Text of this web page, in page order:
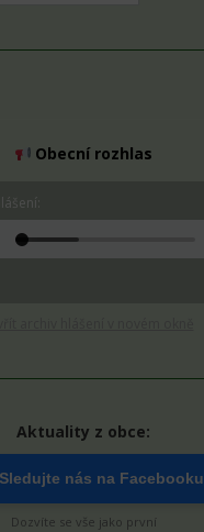
Obecní rozhlas
Aktuality z obce:
Sledujte nás na Facebooku
Dozvíte se vše jako první